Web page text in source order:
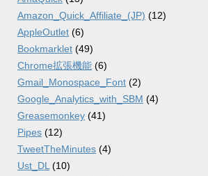
Amazon_Quick_Affiliate_(JP) (12)
AppleOutlet (6)
Bookmarklet (49)
Chrome拡張機能 (6)
Gmail_Monospace_Font (2)
Google_Analytics_with_SBM (4)
Greasemonkey (41)
Pipes (12)
TweetTheMinutes (4)
Ust_DL (10)